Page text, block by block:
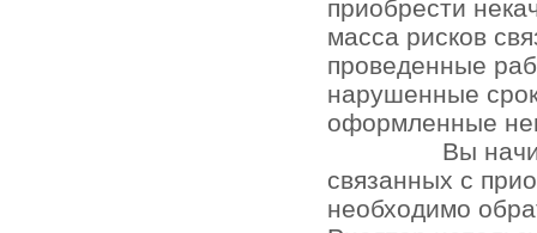
приобрести
масса рисков
проведенные
нарушенные
оформленные
Вы
связанных с
необходимо